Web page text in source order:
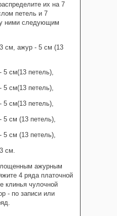
их на 7
петель и 7
ними следующим
см, ажур - 5 см (13
5 см(13 петель),
5 см(13 петель),
5 см(13 петель),
5 см (13 петель),
5 см (13 петель),
см.
ажурным
4 ряда платочной
клинья чулочной
- по записи или